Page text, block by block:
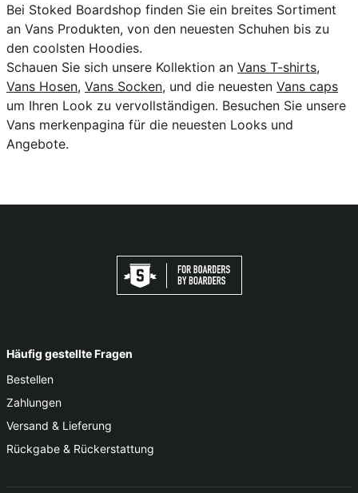
Bei Stoked Boardshop finden Sie ein breites Sortiment
an Vans Produkten, von den neuesten Schuhen bis zu
den coolsten Hoodies.
Schauen Sie sich unsere Kollektion an Vans T-shirts,
Vans Hosen, Vans Socken, und die neuesten Vans caps
um Ihren Look zu vervollständigen. Besuchen Sie unsere
Vans merkenpagina für die neuesten Looks und
Angebote.
Häufig gestellte Fragen
Bestellen
Zahlungen
Versand & Lieferung
Rückgabe & Rückerstattung